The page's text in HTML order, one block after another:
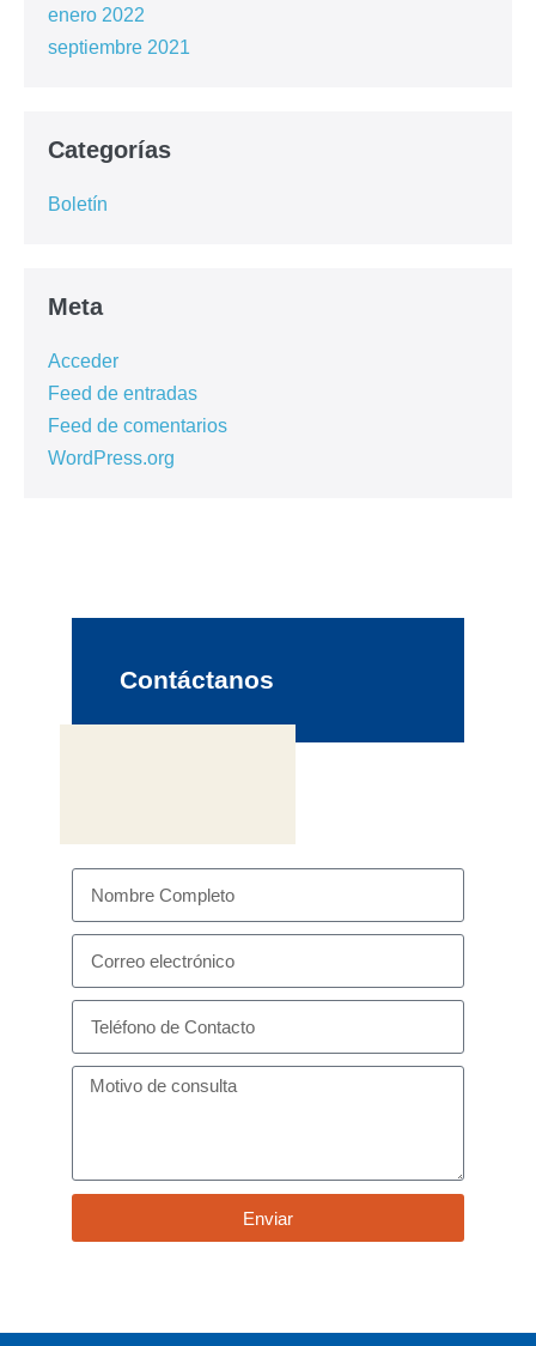
enero 2022
septiembre 2021
Categorías
Boletín
Meta
Acceder
Feed de entradas
Feed de comentarios
WordPress.org
Contáctanos
Enviar